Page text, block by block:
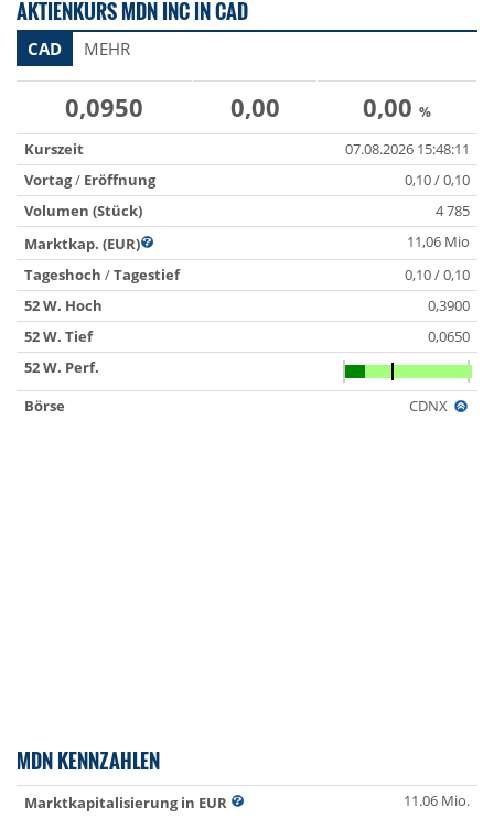
AKTIENKURS MDN INC IN CAD
CAD MEHR
0,0950 0,00 0,00 %
Kurszeit
07.08.2026 15:48:11
Vortag/ Eröffnung
0,10 / 0,10
Volumen (Stück)
4 785
Marktkap. (EUR)
11,06 Mio
Tageshoch /Tagestief
0,10 / 0,10
52 W. Hoch
0,3900
52 W. Tief
0,0650
52 W. Perf.
Börse
CDNX
MDN KENNZAHLEN
Marktkapitalisierung in EUR
11.06 Mio.